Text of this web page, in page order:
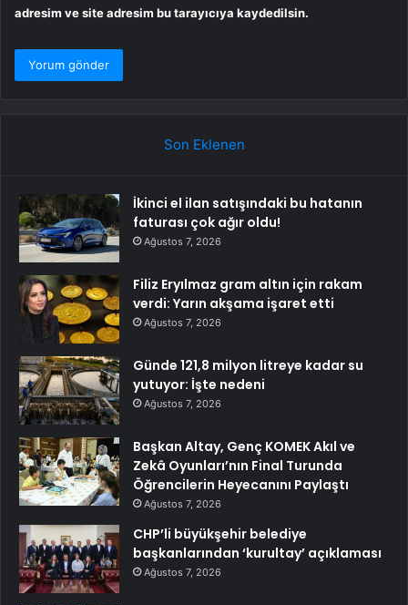
adresim ve site adresim bu tarayıcıya kaydedilsin.
Son Eklenen
İkinci el ilan satışındaki bu hatanın
faturası çok ağır oldu!
Ağustos 7, 2026
Filiz Eryılmaz gram altın için rakam
verdi: Yarın akşama işaret etti
Ağustos 7, 2026
Günde 121,8 milyon litreye kadar su
yutuyor: İşte nedeni
Ağustos 7, 2026
Başkan Altay, Genç KOMEK Akıl ve
Zekâ Oyunları’nın Final Turunda
Öğrencilerin Heyecanını Paylaştı
Ağustos 7, 2026
CHP’li büyükşehir belediye
başkanlarından ‘kurultay’ açıklaması
Ağustos 7, 2026